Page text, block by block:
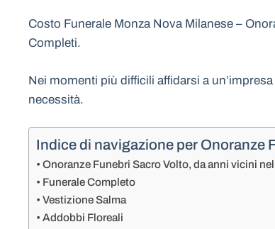
Costo Funerale Monza Nova Milanese –
Completi.
Nei momenti più difficili affidarsi a
necessità.
Indice di navigazione per Onoranze
Onoranze Funebri Sacro Volto, da anni vicini
Funerale Completo
Vestizione Salma
Addobbi Floreali